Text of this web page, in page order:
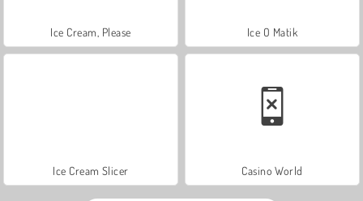
Ice Cream, Please Ice O Matik
Ice Cream Slicer Casino World